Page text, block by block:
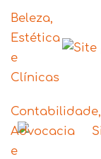
Beleza,
Estética
e
Clínicas
Contabilidade,
Advocacia
e